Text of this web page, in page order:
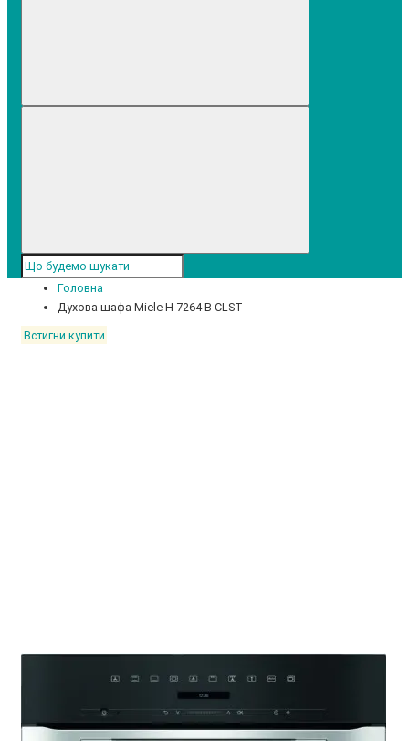
Головна
Духова шафа Miele H 7264 B CLST
Встигни купити